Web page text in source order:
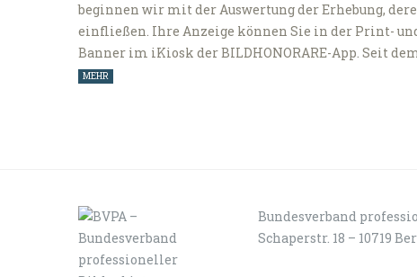
beginnen wir mit der Auswertung der Erhebung,
einfließen. Ihre Anzeige können Sie in der Print-
Banner im iKiosk der BILDHONORARE-App. Seit
MEHR
Bundesverband
Schaperstr. 18 – 10719